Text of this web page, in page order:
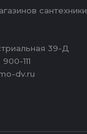
сантехники
39-Д
111
dv.ru